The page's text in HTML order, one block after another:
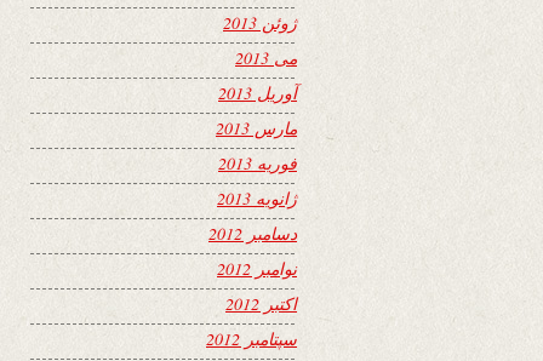
ژوئن 2013
می 2013
آوریل 2013
مارس 2013
فوریه 2013
ژانویه 2013
دسامبر 2012
نوامبر 2012
اکتبر 2012
سپتامبر 2012